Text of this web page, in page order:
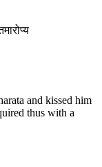
and kissed him
thus with a